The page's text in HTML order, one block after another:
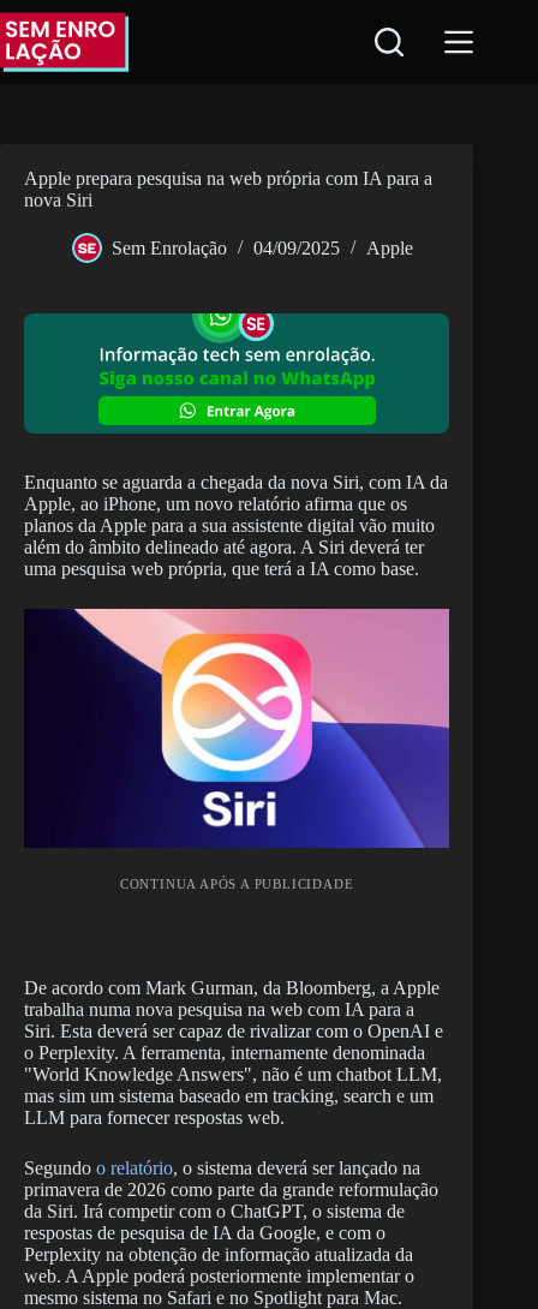
Pular
para
conteúdo
Apple prepara pesquisa na web própria com IA para a
nova Siri
Sem Enrolação 04/09/2025 Apple
Enquanto se aguarda a chegada da nova Siri, com IA da
Apple, ao iPhone, um novo relatório afirma que os
planos da Apple para a sua assistente digital vão muito
além do âmbito delineado até agora. A Siri deverá ter
uma pesquisa web própria, que terá a IA como base.
CONTINUA APÓS A PUBLICIDADE
De acordo com Mark Gurman, da Bloomberg, a Apple
trabalha numa nova pesquisa na web com IA para a
Siri. Esta deverá ser capaz de rivalizar com o OpenAI e
o Perplexity. A ferramenta, internamente denominada
"World Knowledge Answers", não é um chatbot LLM,
mas sim um sistema baseado em tracking, search e um
LLM para fornecer respostas web.
Segundo o relatório, o sistema deverá ser lançado na
primavera de 2026 como parte da grande reformulação
da Siri. Irá competir com o ChatGPT, o sistema de
respostas de pesquisa de IA da Google, e com o
Perplexity na obtenção de informação atualizada da
web. A Apple poderá posteriormente implementar o
mesmo sistema no Safari e no Spotlight para Mac.